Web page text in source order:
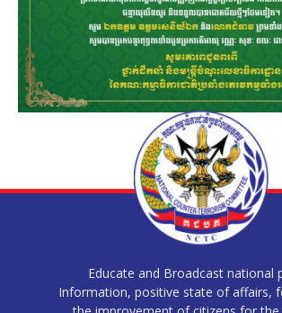
Educate and Broadcast national
Information, positive state of affairs,